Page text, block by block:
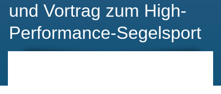
und Vortrag zum High-
Performance-Segelsport